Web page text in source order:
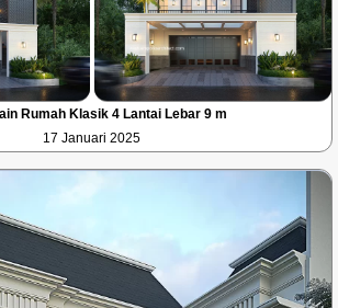
Rumah Klasik 4 Lantai Lebar 9 m
17 Januari 2025